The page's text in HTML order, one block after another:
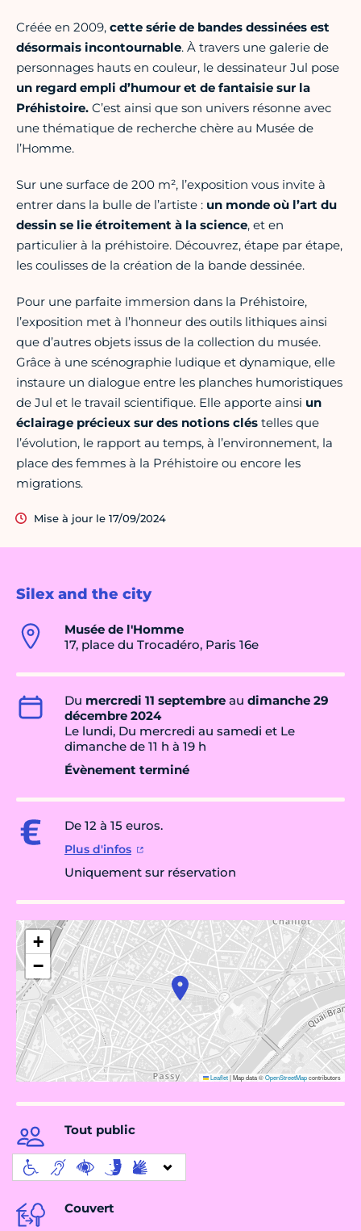
Silex and the city
Musée de l'Homme
17, place du Trocadéro, Paris 16e
Du mercredi 11 septembre au dimanche 29
décembre 2024
Le lundi, Du mercredi au samedi et Le
dimanche de 11 h à 19 h
Évènement terminé
De 12 à 15 euros.
Plus d'infos
Uniquement sur réservation
+
−
Leaflet|Map data ©OpenStreetMapcontributors
Tout public
Couvert
Créée en 2009, cette série de bandes dessinées est
désormais incontournable. À travers une galerie de
personnages hauts en couleur, le dessinateur Jul pose
un regard empli d’humour et de fantaisie sur la
Préhistoire. C’est ainsi que son univers résonne avec
une thématique de recherche chère au Musée de
l’Homme.
Sur une surface de 200 m², l’exposition vous invite à
entrer dans la bulle de l’artiste : un monde où l’art du
dessin se lie étroitement à la science, et en
particulier à la préhistoire. Découvrez, étape par étape,
les coulisses de la création de la bande dessinée.
Pour une parfaite immersion dans la Préhistoire,
l’exposition met à l’honneur des outils lithiques ainsi
que d’autres objets issus de la collection du musée.
Grâce à une scénographie ludique et dynamique, elle
instaure un dialogue entre les planches humoristiques
de Jul et le travail scientifique. Elle apporte ainsi un
éclairage précieux sur des notions clés telles que
l’évolution, le rapport au temps, à l’environnement, la
place des femmes à la Préhistoire ou encore les
migrations.
Mise à jour le 17/09/2024